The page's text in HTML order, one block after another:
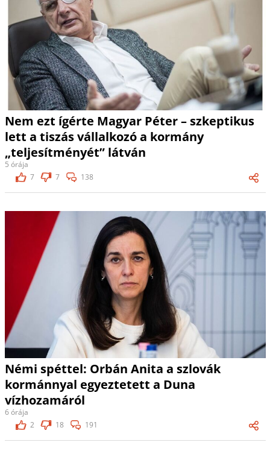
Nem ezt ígérte Magyar Péter – szkeptikus
lett a tiszás vállalkozó a kormány
„teljesítményét” látván
5 órája
7
7 138
Némi spéttel: Orbán Anita a szlovák
kormánnyal egyeztetett a Duna
vízhozamáról
6 órája
2
18 191